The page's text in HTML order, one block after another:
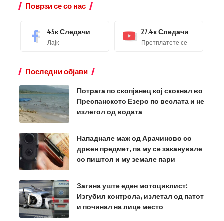
Поврзи се со нас
45кСледачи
Лајк
27.4кСледачи
Претплатете се
Последни објави
Потрага по скопјанец кој скокнал во
Преспанското Езеро по веслата и не
излегол од водата
Нападнале маж од Арачиново со
дрвен предмет, па му се заканувале
со пиштол и му земале пари
Загина уште еден мотоциклист:
Изгубил контрола, излетал од патот
и починал на лице место